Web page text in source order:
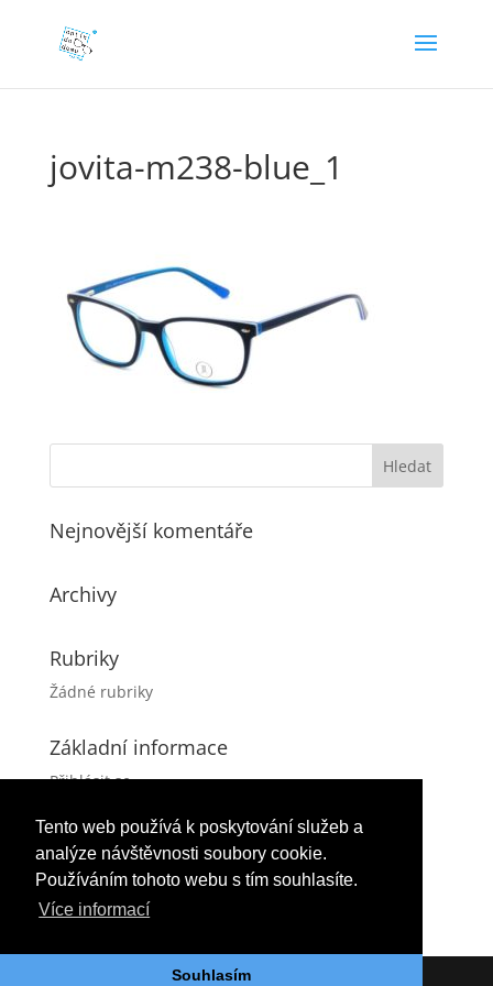
Tento web používá k poskytování služeb a
analýze návštěvnosti soubory cookie.
Používáním tohoto webu s tím souhlasíte.
Více informací
Souhlasím
jovita-m238-blue_1
Nejnovější komentáře
Archivy
Rubriky
Žádné rubriky
Základní informace
Přihlásit se
Zdroj kanálů (příspěvky)
Kanál komentářů
Česká lokalizace